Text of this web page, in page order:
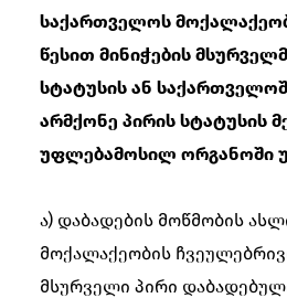
საქართველოს
წესით მინიჭების
სტატუსის ან
არმქონე პირის სტატუსის
უფლებამოსილ ორგანოში
ა) დაბადების მოწმობის
მოქალაქეობის
მსურველი პირი